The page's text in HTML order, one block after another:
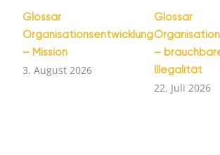
Glossar
Organisationsentwicklung
– Mission
3. August 2026
Glossar
–
Illegalität
22. Juli 2026